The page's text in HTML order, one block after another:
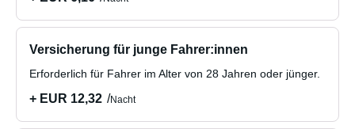
Versicherung für junge Fahrer:innen
Erforderlich für Fahrer im Alter von 28 Jahren oder jünger.
+ EUR 12,32 Nacht